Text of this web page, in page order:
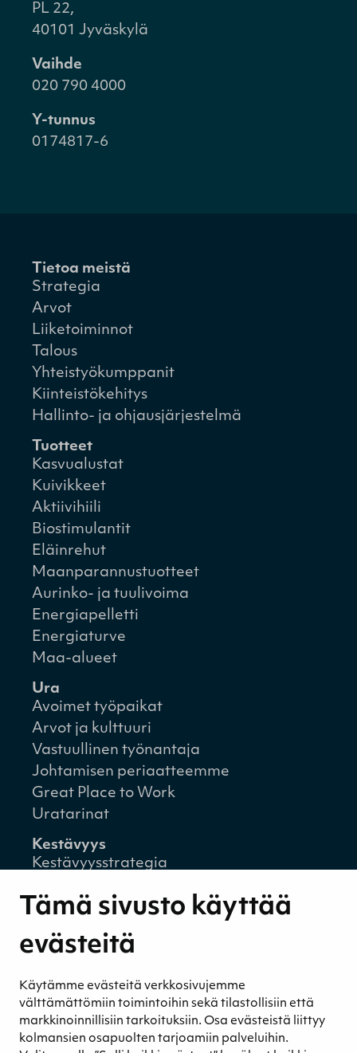
Tämä sivusto käyttää
evästeitä
Käytämme evästeitä verkkosivujemme
välttämättömiin toimintoihin sekä tilastollisiin että
markkinoinnillisiin tarkoituksiin. Osa evästeistä liittyy
kolmansien osapuolten tarjoamiin palveluihin.
PL 22,
40101 Jyväskylä
Vaihde
020 790 4000
Y-tunnus
0174817-6
Tietoa meistä
Strategia
Arvot
Liiketoiminnot
Talous
Yhteistyökumppanit
Kiinteistökehitys
Hallinto- ja ohjausjärjestelmä
Tuotteet
Kasvualustat
Kuivikkeet
Aktiivihiili
Biostimulantit
Eläinrehut
Maanparannustuotteet
Aurinko- ja tuulivoima
Energiapelletti
Energiaturve
Maa-alueet
Ura
Avoimet työpaikat
Arvot ja kulttuuri
Vastuullinen työnantaja
Johtamisen periaatteemme
Great Place to Work
Uratarinat
Kestävyys
Kestävyysstrategia
Ympäristövastuu
hyvinvointi
Turvetuotannon kestävyys
Kestävyyden johtaminen
Retkeilykohteet